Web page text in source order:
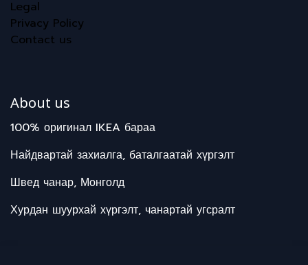
Legal
Privacy Policy
Contact us
About us
100% оригинал IKEA бараа
Найдвартай захиалга, баталгаатай хүргэлт
Швед чанар, Монголд
Хурдан шуурхай хүргэлт, чанартай угсралт